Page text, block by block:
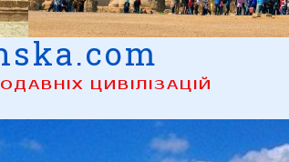
ЦИВІЛІЗАЦІЙ